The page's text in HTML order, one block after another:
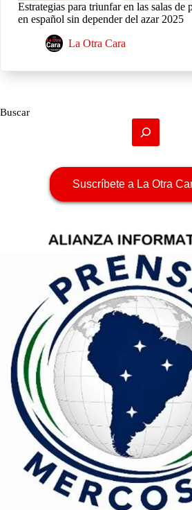
Estrategias para triunfar en las salas de
en español sin depender del azar 2025
La Otra Cara
Buscar
Suscríbete a La Otra